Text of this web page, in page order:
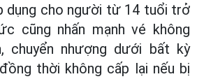
dụng cho người từ 14 tuổi trở
cũng nhấn mạnh vé không
chuyển nhượng dưới bất kỳ
thời không cấp lại nếu bị